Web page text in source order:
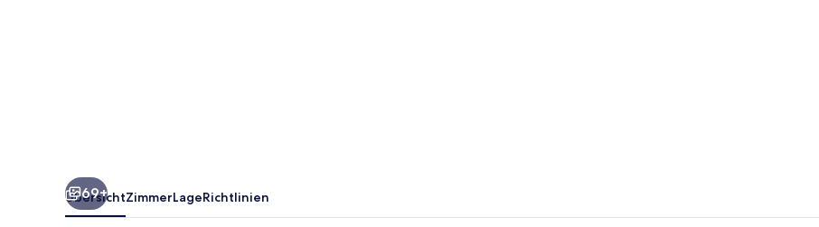
69+
ÜbersichtZimmerLageRichtlinien